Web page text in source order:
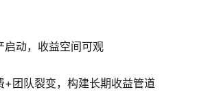
启动，收益空间可观
+团队裂变，构建长期收益管道